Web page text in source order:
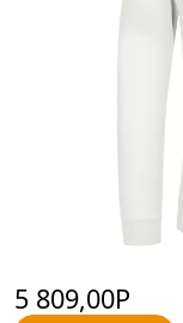
5 809,00Р